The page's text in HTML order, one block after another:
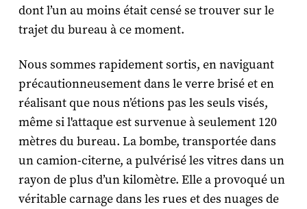
dont l’un au moins était censé se trouver sur le
trajet du bureau à ce moment.
Nous sommes rapidement sortis, en naviguant
précautionneusement dans le verre brisé et en
réalisant que nous n’étions pas les seuls visés,
même si l'attaque est survenue à seulement 120
mètres du bureau. La bombe, transportée dans
un camion-citerne, a pulvérisé les vitres dans un
rayon de plus d’un kilomètre. Elle a provoqué un
véritable carnage dans les rues et des nuages de